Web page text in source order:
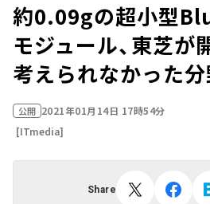
約0.09gの超小型
モジュール、東芝
考えられなかった分
公開 2021年01月14日 17時54分
[ITmedia]
Share